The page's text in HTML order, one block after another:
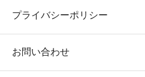
プライバシーポリシー
お問い合わせ